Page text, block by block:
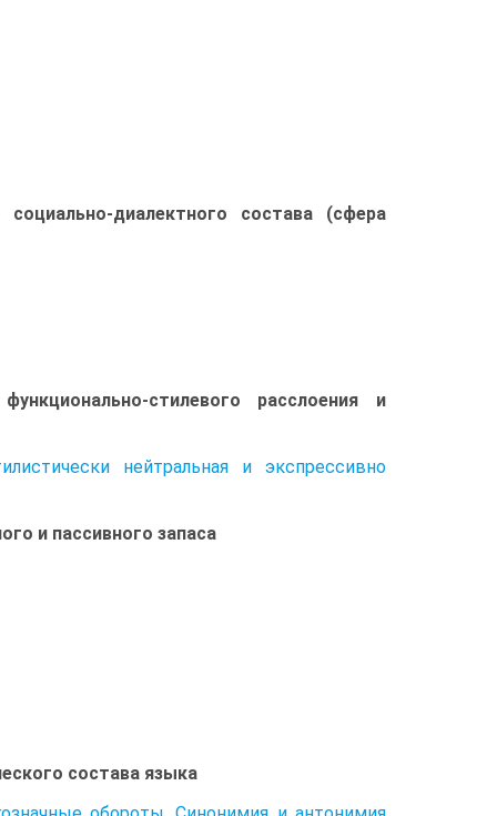
диалектного состава (сфера
стилевого расслоения и
нейтральная и экспрессивно
и пассивного запаса
состава языка